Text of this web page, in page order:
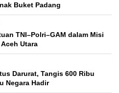
Buket Padang
TNI–Polri–GAM dalam Misi
Utara
Darurat, Tangis 600 Ribu
Negara Hadir